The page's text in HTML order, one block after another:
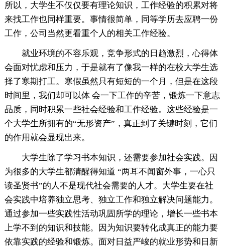
所以，大学生不仅仅要有理论知识，工作经验的积累对将
来找工作也同样重要。事情很简单，同等学历去应聘一份
工作，公司当然更看重个人的相关工作经验。
就业环境的不容乐观，竞争形式的日趋激烈，心得体
会面对忧虑和压力，于是就有了像我一样的在校大学生选
择了寒期打工。寒假虽然只有短短的一个月，但是在这段
时间里，我们却可以体 会一下工作的辛苦，锻炼一下意志
品质，同时积累一些社会经验和工作经验。这些经验是一
个大学生所拥有的“无形资产”，真正到了关键时刻，它们
的作用就会显现出来。
大学生除了学习书本知识，还需要参加社会实践。因
为很多的大学生都清醒得知道 “两耳不闻窗外事，一心只
读圣贤书”的人不是现代社会需要的人才。大学生要在社
会实践中培养独立思考、独立工作和独立解决问题能力。
通过参加一些实践性活动巩固所学的理论，增长一些书本
上学不到的知识和技能。因为知识要转化成真正的能力要
依靠实践的经验和锻炼。面对日益严峻的就业形势和日新